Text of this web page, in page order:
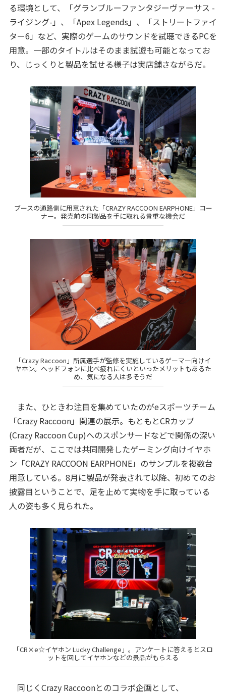
る環境として、「グランブルーファンタジーヴァーサス -
ライジング-」、「Apex Legends」、「ストリートファイ
ター6」など、実際のゲームのサウンドを試聴できるPCを
用意。一部のタイトルはそのまま試遊も可能となってお
り、じっくりと製品を試せる様子は実店舗さながらだ。
ブースの通路側に用意された「CRAZY RACCOON EARPHONE」コー
ナー。発売前の同製品を手に取れる貴重な機会だ
「Crazy Raccoon」所属選手が監修を実施しているゲーマー向けイ
ヤホン。ヘッドフォンに比べ疲れにくいといったメリットもあるた
め、気になる人は多そうだ
また、ひときわ注目を集めていたのがeスポーツチーム
「Crazy Raccoon」関連の展示。もともとCRカップ
(Crazy Raccoon Cup)へのスポンサードなどで関係の深い
両者だが、ここでは共同開発したゲーミング向けイヤホ
ン「CRAZY RACCOON EARPHONE」のサンプルを複数台
用意している。8月に製品が発表されて以降、初めてのお
披露目ということで、足を止めて実物を手に取っている
人の姿も多く見られた。
「CR×e☆イヤホン Lucky Challenge」。アンケートに答えるとスロ
ットを回してイヤホンなどの景品がもらえる
同じくCrazy Raccoonとのコラボ企画として、